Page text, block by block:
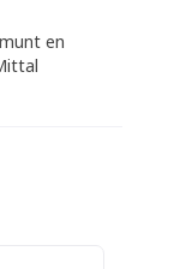
en